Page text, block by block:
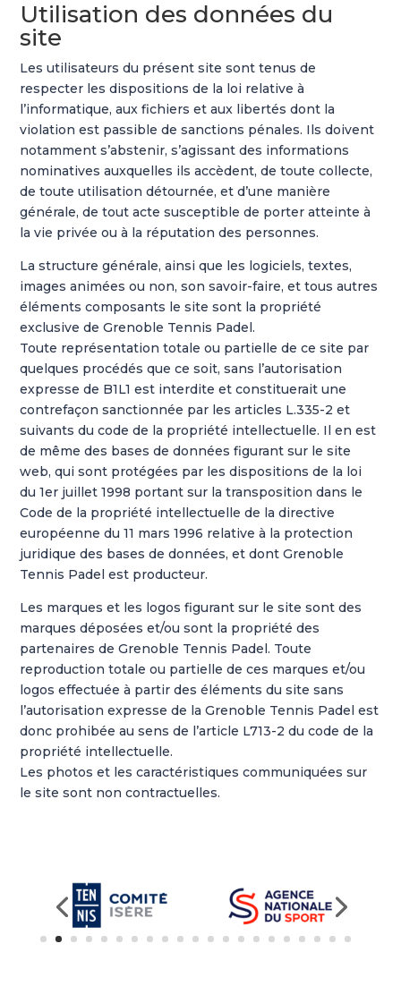
Utilisation des données du
site
Les utilisateurs du présent site sont tenus de
respecter les dispositions de la loi relative à
l’informatique, aux fichiers et aux libertés dont la
violation est passible de sanctions pénales. Ils doivent
notamment s’abstenir, s’agissant des informations
nominatives auxquelles ils accèdent, de toute collecte,
de toute utilisation détournée, et d’une manière
générale, de tout acte susceptible de porter atteinte à
la vie privée ou à la réputation des personnes.
La structure générale, ainsi que les logiciels, textes,
images animées ou non, son savoir-faire, et tous autres
éléments composants le site sont la propriété
exclusive de Grenoble Tennis Padel.
Toute représentation totale ou partielle de ce site par
quelques procédés que ce soit, sans l’autorisation
expresse de B1L1 est interdite et constituerait une
contrefaçon sanctionnée par les articles L.335-2 et
suivants du code de la propriété intellectuelle. Il en est
de même des bases de données figurant sur le site
web, qui sont protégées par les dispositions de la loi
du 1er juillet 1998 portant sur la transposition dans le
Code de la propriété intellectuelle de la directive
européenne du 11 mars 1996 relative à la protection
juridique des bases de données, et dont Grenoble
Tennis Padel est producteur.
Les marques et les logos figurant sur le site sont des
marques déposées et/ou sont la propriété des
partenaires de Grenoble Tennis Padel. Toute
reproduction totale ou partielle de ces marques et/ou
logos effectuée à partir des éléments du site sans
l’autorisation expresse de la Grenoble Tennis Padel est
donc prohibée au sens de l’article L713-2 du code de la
propriété intellectuelle.
Les photos et les caractéristiques communiquées sur
le site sont non contractuelles.